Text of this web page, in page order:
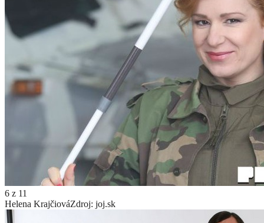
6 z 11
Helena KrajčiováZdroj: joj.sk